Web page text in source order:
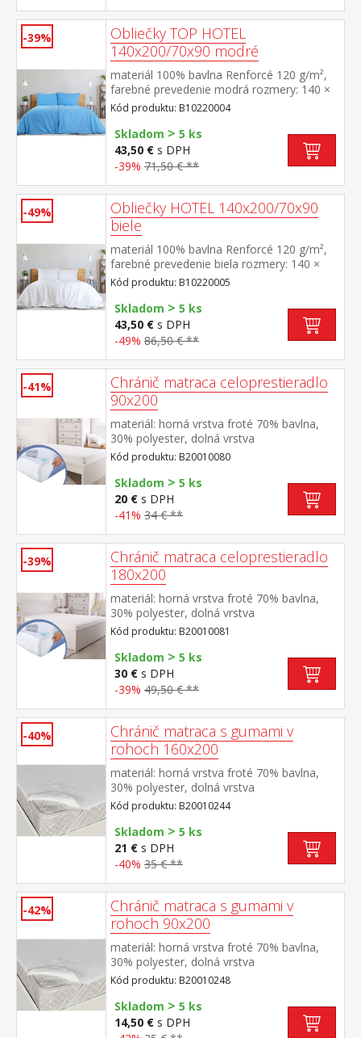
-39%
Obliečky TOP HOTEL
140x200/70x90 modré
materiál 100% bavlna Renforcé 120 g/m²,
farebné prevedenie modrá rozmery: 140 ×
200 cm + 70 × 90 cm pevné, odolné,
stálofarebné, nezrážavá úprava, hotelový
uzáver prateľné do 60 °C
Kód produktu: B10220004
Skladom > 5 ks
43,50 € s DPH
-39% 71,50 € **
-49%
Obliečky HOTEL 140x200/70x90
biele
materiál 100% bavlna Renforcé 120 g/m²,
farebné prevedenie biela rozmery: 140 ×
200 cm + 70 × 90 cm pevné, odolné,
stálofarebné, nezrážavá úprava, hotelový
uzáver prateľné do 60 °C
Kód produktu: B10220005
Skladom > 5 ks
43,50 € s DPH
-49% 86,50 € **
-41%
Chránič matraca celoprestieradlo
90x200
materiál: horná vrstva froté 70% bavlna,
30% polyester, dolná vrstva
polyuretán farebné prevedenie biela obšité
gumou, prateľné do 60 °C
Kód produktu: B20010080
Skladom > 5 ks
20 € s DPH
-41% 34 € **
-39%
Chránič matraca celoprestieradlo
180x200
materiál: horná vrstva froté 70% bavlna,
30% polyester, dolná vrstva
polyuretán farebné prevedenie biela obšité
gumou, prateľné do 60 °C
Kód produktu: B20010081
Skladom > 5 ks
30 € s DPH
-39% 49,50 € **
-40%
Chránič matraca s gumami v
rohoch 160x200
materiál: horná vrstva froté 70% bavlna,
30% polyester, dolná vrstva
polyuretán farebné prevedenie biela v
rohoch všité gumy, prateľné do 60 °C
Kód produktu: B20010244
Skladom > 5 ks
21 € s DPH
-40% 35 € **
-42%
Chránič matraca s gumami v
rohoch 90x200
materiál: horná vrstva froté 70% bavlna,
30% polyester, dolná vrstva
polyuretán farebné prevedenie biela v
rohoch všité gumy, prateľné do 60 °C
Kód produktu: B20010248
Skladom > 5 ks
14,50 € s DPH